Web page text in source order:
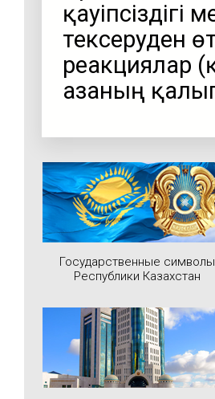
қауіпсіздігі
тексеруден
реакциялар
ағзаның
Государственные символы
Республики Казахстан